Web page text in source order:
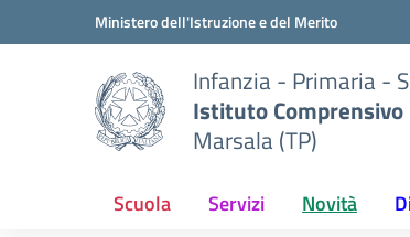
Vai ai contenuti
Vai al menu di navigazioneMinistero dell'Istruzione e del Merito
Infanzia - Primaria -
Istituto
Marsala (TP)
Scuola Servizi Novità